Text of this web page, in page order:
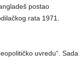
postao
rata 1971.
uvredu“. Sada